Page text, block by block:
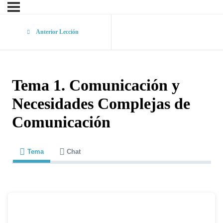
Anterior Lección
Tema 1. Comunicación y
Necesidades Complejas de
Comunicación
Tema Chat